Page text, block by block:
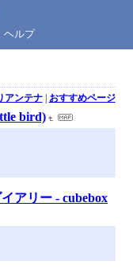
ヘルプ
アンテナ| おすすめページ
bird)
アリー - cubebox